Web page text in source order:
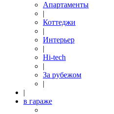
Апартаменты
|
Коттеджи
|
Интерьер
|
Hi-tech
|
За рубежом
|
|
в гараже